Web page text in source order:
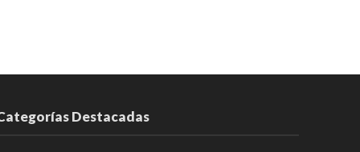
Destacadas